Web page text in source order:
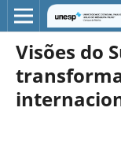
Visões do